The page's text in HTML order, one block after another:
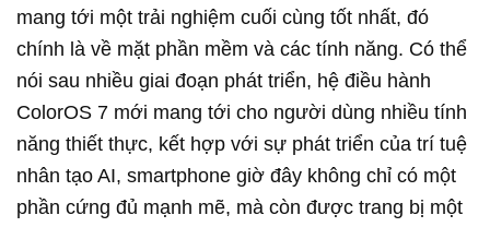
mang tới một trải nghiệm cuối cùng tốt nhất, đó
chính là về mặt phần mềm và các tính năng. Có thể
nói sau nhiều giai đoạn phát triển, hệ điều hành
ColorOS 7 mới mang tới cho người dùng nhiều tính
năng thiết thực, kết hợp với sự phát triển của trí tuệ
nhân tạo AI, smartphone giờ đây không chỉ có một
phần cứng đủ mạnh mẽ, mà còn được trang bị một